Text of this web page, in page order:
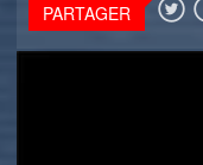
PARTAGER